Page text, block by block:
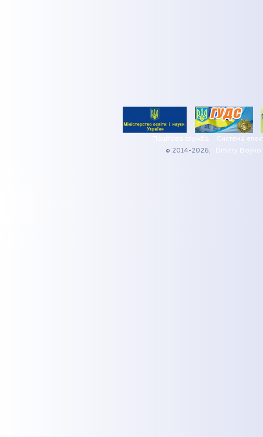
Поштова служба
Система
© 2014-2026,
Dmitry Boyko